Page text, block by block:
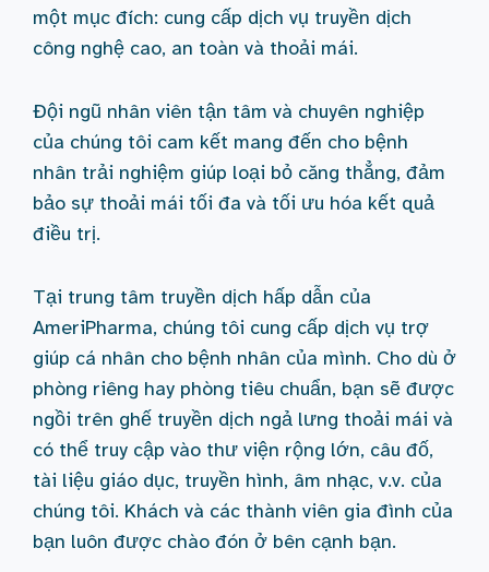
một mục đích: cung cấp dịch vụ truyền dịch
công nghệ cao, an toàn và thoải mái.
Đội ngũ nhân viên tận tâm và chuyên nghiệp
của chúng tôi cam kết mang đến cho bệnh
nhân trải nghiệm giúp loại bỏ căng thẳng, đảm
bảo sự thoải mái tối đa và tối ưu hóa kết quả
điều trị.
Tại trung tâm truyền dịch hấp dẫn của
AmeriPharma, chúng tôi cung cấp dịch vụ trợ
giúp cá nhân cho bệnh nhân của mình. Cho dù ở
phòng riêng hay phòng tiêu chuẩn, bạn sẽ được
ngồi trên ghế truyền dịch ngả lưng thoải mái và
có thể truy cập vào thư viện rộng lớn, câu đố,
tài liệu giáo dục, truyền hình, âm nhạc, v.v. của
chúng tôi. Khách và các thành viên gia đình của
bạn luôn được chào đón ở bên cạnh bạn.